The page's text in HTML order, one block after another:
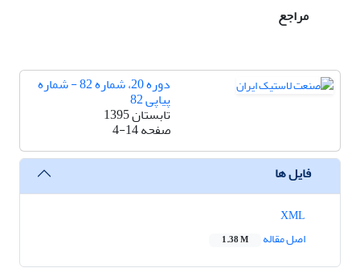
مراجع
دوره 20، شماره 82 - شماره
پیاپی 82
تابستان 1395
صفحه4-14
فایل ها
اصل مقاله
1.38 M